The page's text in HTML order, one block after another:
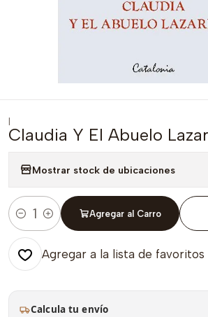
|
Claudia Y El Abuelo
Mostrar stock de ubicaciones
Cantidad
Agregar al Carro
Agregar a la lista de favoritos
Calcula tu envío